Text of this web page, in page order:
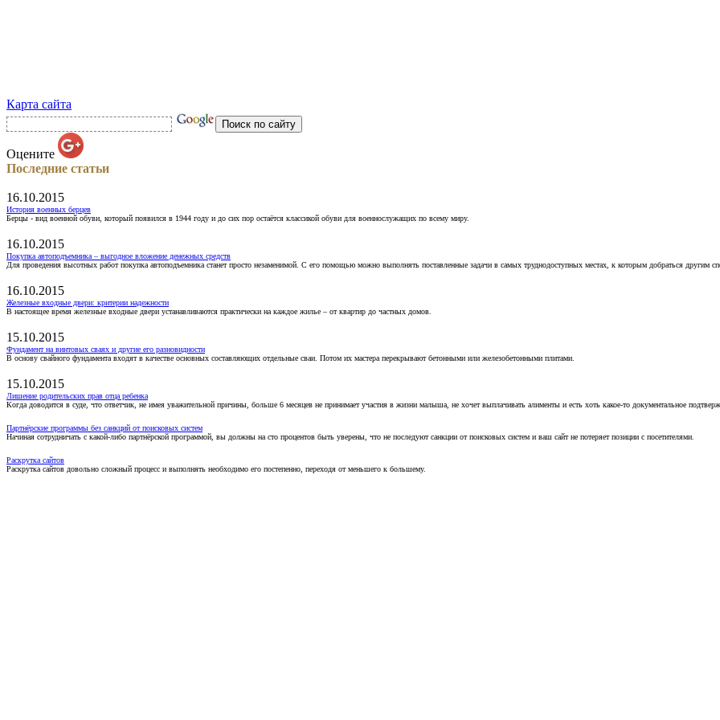
Карта сайта
Оцените
Последние статьи
16.10.2015
История военных берцев
Берцы - вид военной обуви, который появился в 1944 году и до сих пор остаётся классикой обуви для военнослужащих по всему миру.
16.10.2015
Покупка автоподъемника – выгодное вложение денежных средств
Для проведения высотных работ покупка автоподъемника станет просто незаменимой. С его помощью можно выполнять поставленные задачи в самых труднодоступных местах, к которым добраться другим
16.10.2015
Железные входные двери: критерии надежности
В настоящее время железные входные двери устанавливаются практически на каждое жилье – от квартир до частных домов.
15.10.2015
Фундамент на винтовых сваях и другие его разновидности
В основу свайного фундамента входят в качестве основных составляющих отдельные сваи. Потом их мастера перекрывают бетонными или железобетонными плитами.
15.10.2015
Лишение родительских прав отца ребенка
Когда доводится в суде, что ответчик, не имея уважительной причины, больше 6 месяцев не принимает участия в жизни малыша, не хочет выплачивать алименты и есть хоть какое-то документальное
Партнёрские программы без санкций от поисковых систем
Начиная сотрудничать с какой-либо партнёрской программой, вы должны на сто процентов быть уверены, что не последуют санкции от поисковых систем и ваш сайт не потеряет позиции с посетителями.
Раскрутка сайтов
Раскрутка сайтов довольно сложный процесс и выполнять необходимо его постепенно, переходя от меньшего к большему.